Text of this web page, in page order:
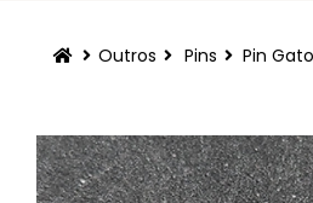
Outros Pins Pin